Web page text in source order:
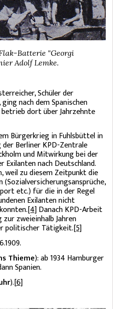
Batterie "Georgi
Adolf Lemke.
Schüler der
nach dem Spanischen
dort über Jahrzehnte
Bürgerkrieg in Fuhlsbüttel in
Berliner KPD-Zentrale
und Mitwirkung bei der
nach Deutschland.
weil zu diesem Zeitpunkt die
etc.) für die in der Regel
Exilanten nicht
[4]Danach KPD-Arbeit
zur zweieinhalb Jahren
politischer Tätigkeit.[5]
Thieme): ab 1934 Hamburger
Spanien.
).[6]